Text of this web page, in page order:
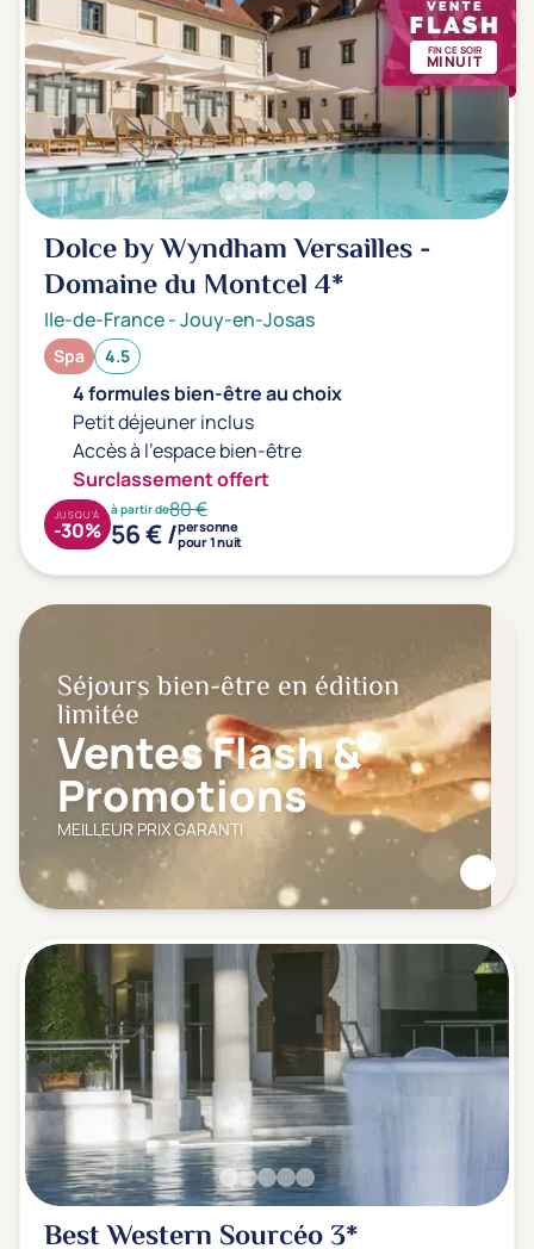
FIN CE SOIR
MINUIT
Dolce by Wyndham Versailles -
Domaine du Montcel4*
Ile-de-France-Jouy-en-Josas
Spa 4.5
4 formules bien-être au choix
Petit déjeuner inclus
Accès à l'espace bien-être
Surclassement offert
à partir de80 €
56 € /personne
pour 1 nuit
JUSQU'À
-30%
Séjours bien-être en édition
limitée
Ventes Flash &
Promotions
MEILLEUR PRIX GARANTI
Best Western Sourcéo3*